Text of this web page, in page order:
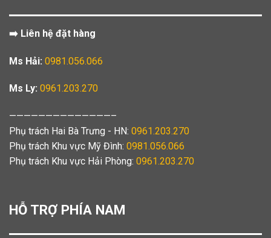
➡️ Liên hệ đặt hàng
Ms Hải: 0981.056.066
Ms Ly: 0961.203.270
——————————————–
Phụ trách Hai Bà Trưng - HN: 0961.203.270
Phụ trách Khu vực Mỹ Đình: 0981.056.066
Phụ trách Khu vực Hải Phòng: 0961.203.270
HỖ TRỢ PHÍA NAM